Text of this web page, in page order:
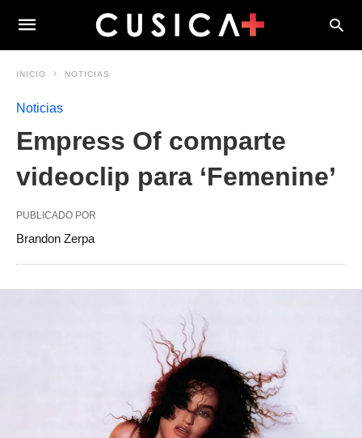
INICIO NOTICIAS
Noticias
Empress Of comparte
videoclip para ‘Femenine’
PUBLICADO POR
Brandon Zerpa